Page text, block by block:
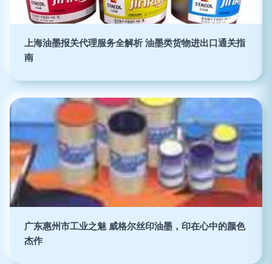
上海油墨报关代理服务全解析 油墨类货物进出口通关指
南
广东惠州市工业之魅 威格尔丝印油墨，印在心中的颜色
杰作